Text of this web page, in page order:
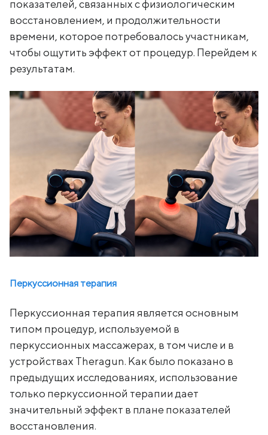
показателей, связанных с физиологическим
восстановлением, и продолжительности
времени, которое потребовалось участникам,
чтобы ощутить эффект от процедур. Перейдем к
результатам.
Перкуссионная терапия
Перкуссионная терапия является основным
типом процедур, используемой в
перкуссионных массажерах, в том числе и в
устройствах Theragun. Как было показано в
предыдущих исследованиях, использование
только перкуссионной терапии дает
значительный эффект в плане показателей
восстановления.